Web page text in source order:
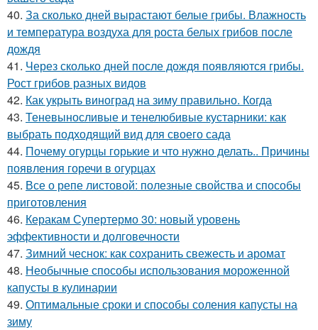
40. За сколько дней вырастают белые грибы. Влажность
и температура воздуха для роста белых грибов после
дождя
41. Через сколько дней после дождя появляются грибы.
Рост грибов разных видов
42. Как укрыть виноград на зиму правильно. Когда
43. Теневыносливые и тенелюбивые кустарники: как
выбрать подходящий вид для своего сада
44. Почему огурцы горькие и что нужно делать.. Причины
появления горечи в огурцах
45. Все о репе листовой: полезные свойства и способы
приготовления
46. Керакам Супертермо 30: новый уровень
эффективности и долговечности
47. Зимний чеснок: как сохранить свежесть и аромат
48. Необычные способы использования мороженной
капусты в кулинарии
49. Оптимальные сроки и способы соления капусты на
зиму